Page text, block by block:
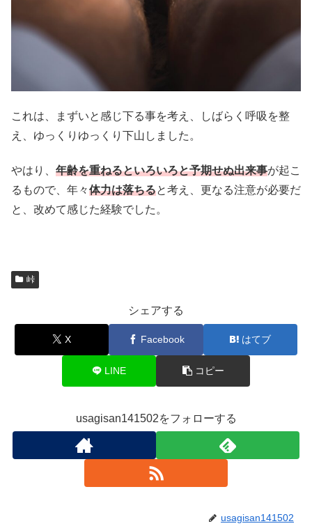
これは、まずいと感じ下る事を考え、しばらく呼吸を整
え、ゆっくりゆっくり下山しました。
やはり、 年齢を重ねるといろいろと予期せぬ出来事が起こ
るもので、年々体力は落ちると考え、更なる注意が必要だ
と、改めて感じた経験でした。
峠
シェアする
X Facebook はてブ
LINE コピー
usagisan141502をフォローする
usagisan141502